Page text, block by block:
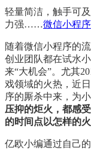
轻量简洁，触手可
力强……微信小程序
随着微信小程序的
创业团队都在试水
来“大机会”。尤其
戏领域的火热，近
序的厮杀中来，为
压抑的炬火，都感
的时间点以怎样的火
亿欧小编通过自己